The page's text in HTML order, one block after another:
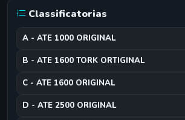
Classificatorias
A - ATE 1000 ORIGINAL
B - ATE 1600 TORK ORTIGINAL
C - ATE 1600 ORIGINAL
D - ATE 2500 ORIGINAL